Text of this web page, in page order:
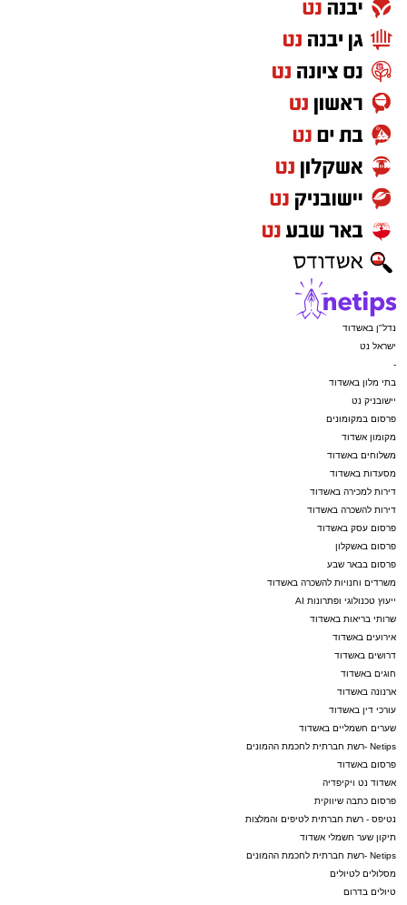
נדל"ן באשדוד
ישראל נט
-
בתי מלון באשדוד
יישובניק נט
פרסום במקומונים
מקומון אשדוד
משלוחים באשדוד
מסעדות באשדוד
דירות למכירה באשדוד
דירות להשכרה באשדוד
פרסום עסק באשדוד
פרסום באשקלון
פרסום בבאר שבע
משרדים וחנויות להשכרה באשדוד
ייעוץ טכנולוגי ופתרונות AI
שרותי בריאות באשדוד
אירועים באשדוד
דרושים באשדוד
חוגים באשדוד
ארנונה באשדוד
עורכי דין באשדוד
שערים חשמליים באשדוד
Netips -רשת חברתית לחכמת ההמונים
פרסום באשדוד
אשדוד נט ויקיפדיה
פרסום כתבה שיווקית
נטיפס - רשת חברתית לטיפים והמלצות
תיקון שער חשמלי אשדוד
Netips -רשת חברתית לחכמת ההמונים
מסלולים לטיולים
טיולים בדרום